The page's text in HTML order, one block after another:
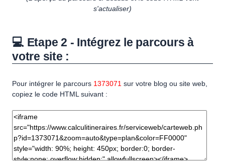
s'actualiser)
💻 Etape 2 - Intégrez le parcours à
votre site :
Pour intégrer le parcours 1373071 sur votre blog ou site web,
copiez le code HTML suivant :